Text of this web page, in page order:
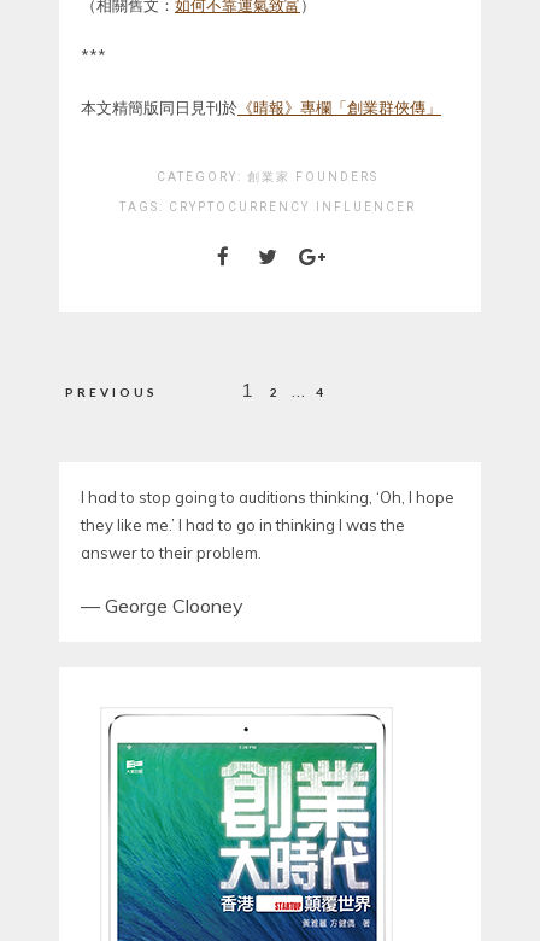
（相關舊文： 如何不靠運氣致富）
***
本文精簡版同日見刊於 《晴報》專欄「創業群俠傳」
CATEGORY: 創業家 FOUNDERS
TAGS: CRYPTOCURRENCY INFLUENCER
PREVIOUS
Posts1 2 … 4
I had to stop going to auditions thinking, ‘Oh, I hope
they like me.’ I had to go in thinking I was the
answer to their problem.
—George Clooney